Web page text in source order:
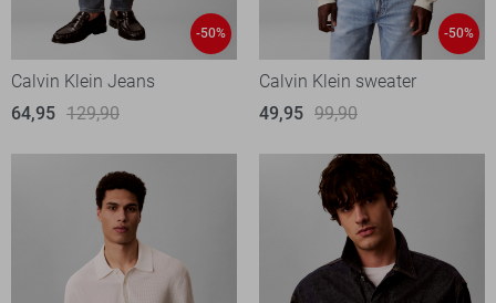
-50%
Calvin Klein Jeans
64,95 129,90
-50%
Calvin Klein sweater
49,95 99,90